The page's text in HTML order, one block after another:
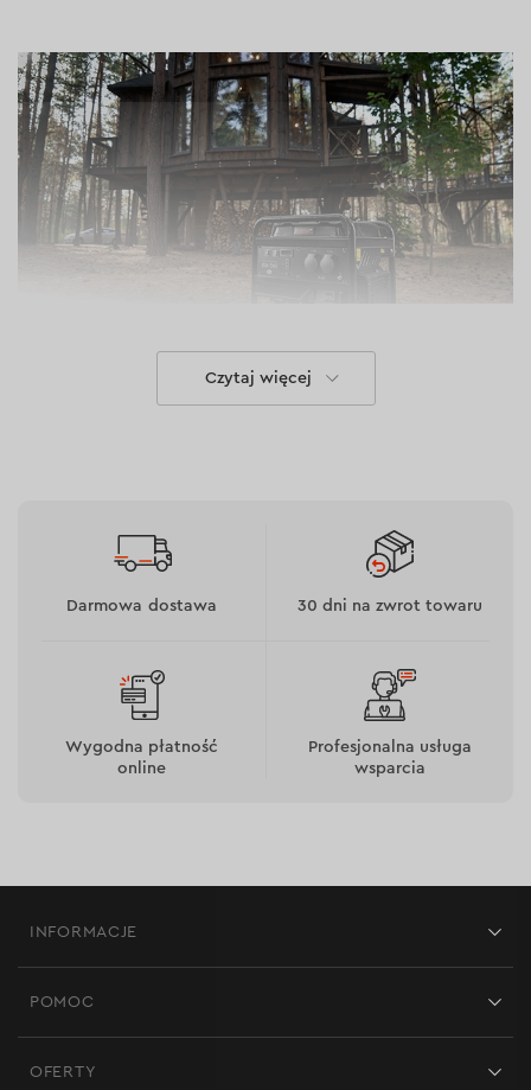
Zastosowanie
apteki. Jest idealny do:
zapewnienia zasilania podczas przerw w dostawie
prądu,
podtrzymywania działania narzędzi i sprzętu
podczas remontów.
Czytaj więcej
Darmowa dostawa 30 dni na zwrot towaru
Wygodna płatność
online
Profesjonalna usługa
wsparcia
INFORMACJE
POMOC
OFERTY